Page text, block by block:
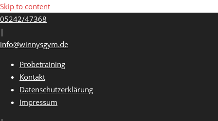
Skip to content
05242/47368
|
info@winnysgym.de
Probetraining
Kontakt
Datenschutzerklärung
Impressum